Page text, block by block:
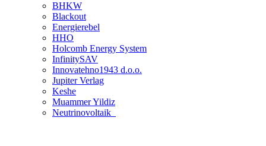
BHKW
Blackout
Energierebel
HHO
Holcomb Energy System
InfinitySAV
Innovatehno1943 d.o.o.
Jupiter Verlag
Keshe
Muammer Yildiz
Neutrinovoltaik